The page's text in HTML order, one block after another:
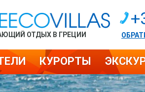
ОТДЫХ В ГРЕЦИИ
КУРОРТЫ